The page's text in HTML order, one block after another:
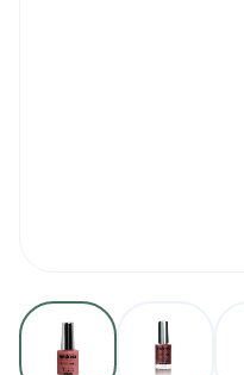
View larger image
View